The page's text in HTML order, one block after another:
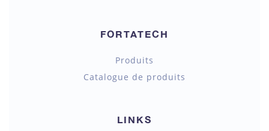
FORTATECH
Produits
Catalogue de produits
LINKS